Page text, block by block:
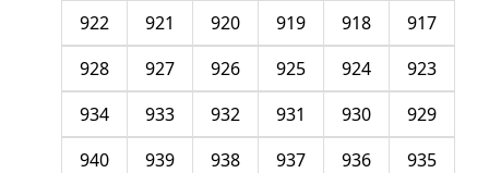
917
918
919
920
921
922
923
924
925
926
927
928
929
930
931
932
933
934
935
936
937
938
939
940